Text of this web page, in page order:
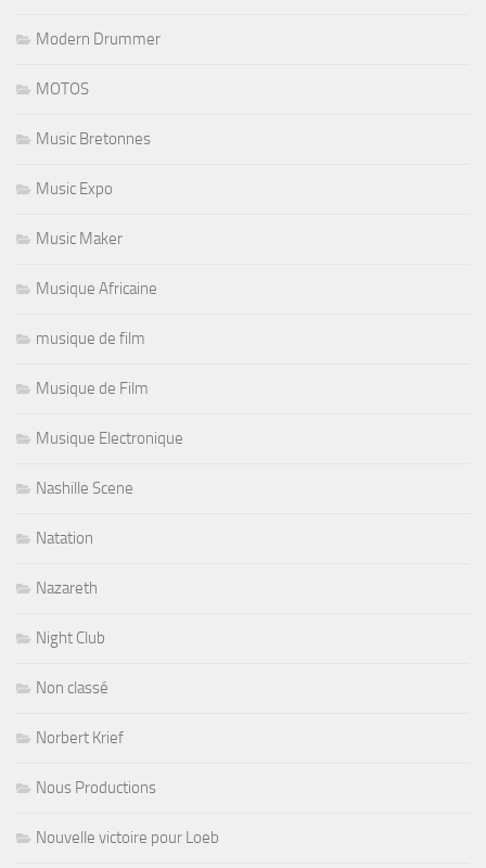
Modern Drummer
MOTOS
Music Bretonnes
Music Expo
Music Maker
Musique Africaine
musique de film
Musique de Film
Musique Electronique
Nashille Scene
Natation
Nazareth
Night Club
Non classé
Norbert Krief
Nous Productions
Nouvelle victoire pour Loeb